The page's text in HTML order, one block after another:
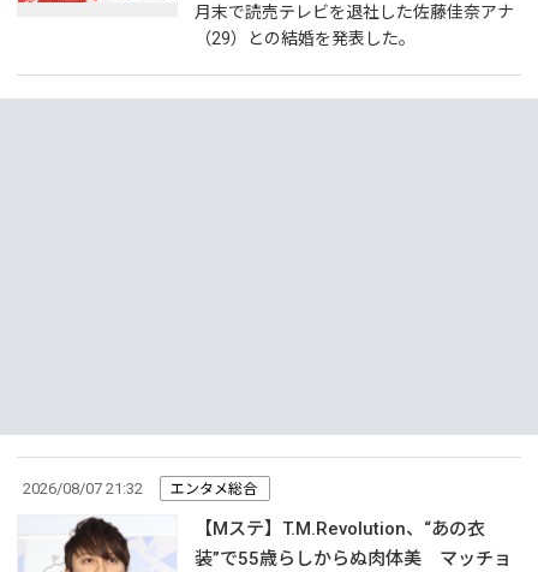
月末で読売テレビを退社した佐藤佳奈アナ
（29）との結婚を発表した。
2026/08/07 21:32 エンタメ総合
【Mステ】T.M.Revolution、“あの衣
装”で55歳らしからぬ肉体美 マッチョ